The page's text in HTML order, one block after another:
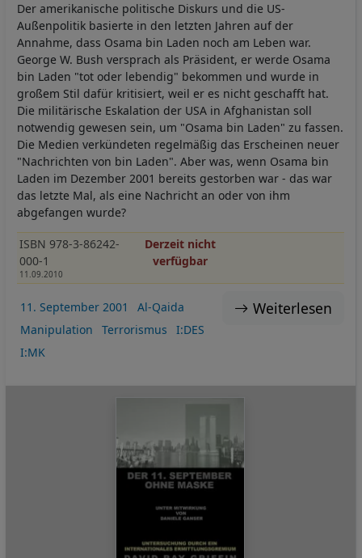
Der amerikanische politische Diskurs und die US-
Außenpolitik basierte in den letzten Jahren auf der
Annahme, dass Osama bin Laden noch am Leben war.
George W. Bush versprach als Präsident, er werde Osama
bin Laden "tot oder lebendig" bekommen und wurde in
großem Stil dafür kritisiert, weil er es nicht geschafft hat.
Die militärische Eskalation der USA in Afghanistan soll
notwendig gewesen sein, um "Osama bin Laden" zu fassen.
Die Medien verkündeten regelmäßig das Erscheinen neuer
"Nachrichten von bin Laden". Aber was, wenn Osama bin
Laden im Dezember 2001 bereits gestorben war - das war
das letzte Mal, als eine Nachricht an oder von ihm
abgefangen wurde?
ISBN 978-3-86242-
000-1
11.09.2010
Derzeit nicht
verfügbar
Weiterlesen
11. September 2001
Al-Qaida
Manipulation
Terrorismus
I:DES
I:MK